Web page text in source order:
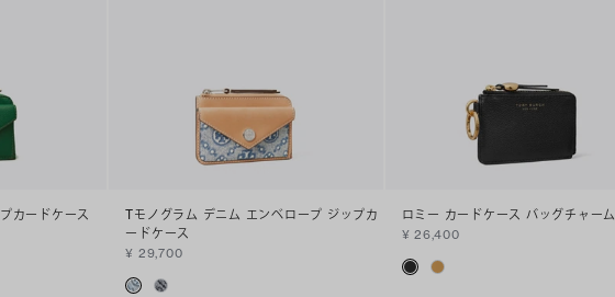
カードケース
Tモノグラム デニム エンベロープ ジップカ
ードケース
¥ 29,700
ロミー カードケース バッグチャーム
¥ 26,400